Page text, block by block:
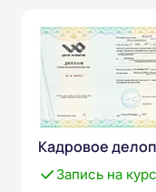
Кадровое
Запись на